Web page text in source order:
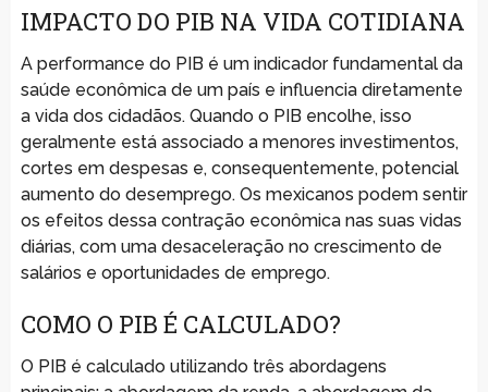
IMPACTO DO PIB NA VIDA COTIDIANA
A performance do PIB é um indicador fundamental da
saúde econômica de um país e influencia diretamente
a vida dos cidadãos. Quando o PIB encolhe, isso
geralmente está associado a menores investimentos,
cortes em despesas e, consequentemente, potencial
aumento do desemprego. Os mexicanos podem sentir
os efeitos dessa contração econômica nas suas vidas
diárias, com uma desaceleração no crescimento de
salários e oportunidades de emprego.
COMO O PIB É CALCULADO?
O PIB é calculado utilizando três abordagens